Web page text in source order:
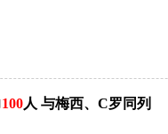
100人 与梅西、C罗同列